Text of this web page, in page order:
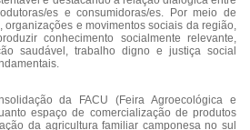
es e consumidoras/es. Por meio de
organizações e movimentos sociais da região,
conhecimento socialmente relevante,
saudável, trabalho digno e justiça social
da FACU (Feira Agroecológica e
espaço de comercialização de produtos
da agricultura familiar camponesa no sul